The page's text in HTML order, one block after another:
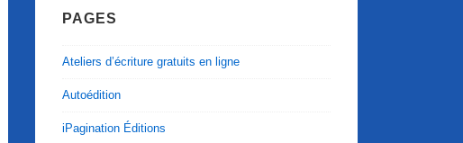
PAGES
Ateliers d’écriture gratuits en ligne
Autoédition
iPagination Éditions